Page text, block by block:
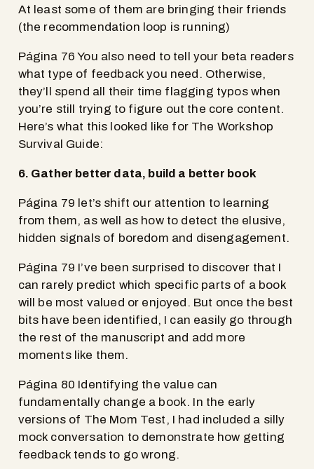
At least some of them are bringing their friends
(the recommendation loop is running)
Página 76 You also need to tell your beta readers
what type of feedback you need. Otherwise,
they’ll spend all their time flagging typos when
you’re still trying to figure out the core content.
Here’s what this looked like for The Workshop
Survival Guide:
6. Gather better data, build a better book
Página 79 let’s shift our attention to learning
from them, as well as how to detect the elusive,
hidden signals of boredom and disengagement.
Página 79 I’ve been surprised to discover that I
can rarely predict which specific parts of a book
will be most valued or enjoyed. But once the best
bits have been identified, I can easily go through
the rest of the manuscript and add more
moments like them.
Página 80 Identifying the value can
fundamentally change a book. In the early
versions of The Mom Test, I had included a silly
mock conversation to demonstrate how getting
feedback tends to go wrong.